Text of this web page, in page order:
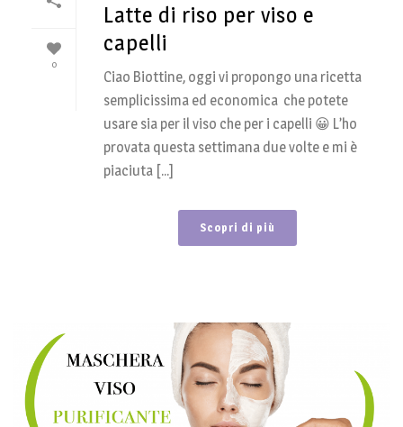
0
Latte di riso per viso e
capelli
Ciao Biottine, oggi vi propongo una ricetta
semplicissima ed economica che potete
usare sia per il viso che per i capelli 😀 L’ho
provata questa settimana due volte e mi è
piaciuta [...]
Scopri di più